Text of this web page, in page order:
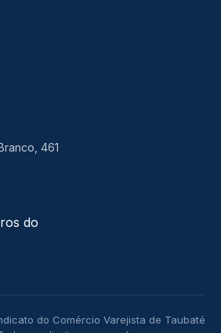
461
do Comércio Varejista de Taubaté